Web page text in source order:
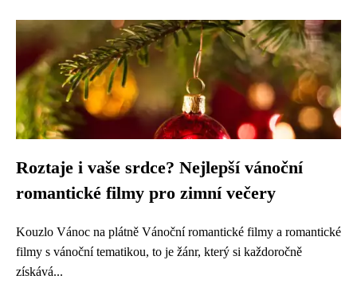
Roztaje i vaše srdce? Nejlepší vánoční
romantické filmy pro zimní večery
Kouzlo Vánoc na plátně Vánoční romantické filmy a romantické
filmy s vánoční tematikou, to je žánr, který si každoročně
získává...